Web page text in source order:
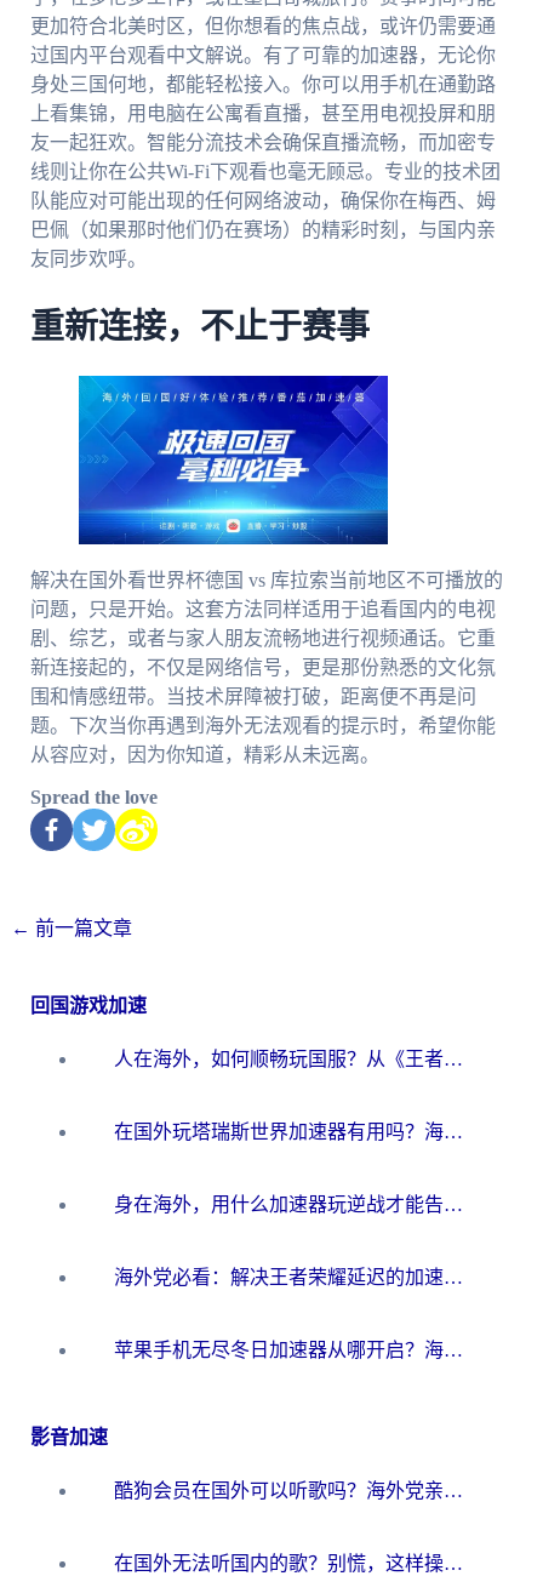
更加符合北美时区，但你想看的焦点战，或许仍需要通
过国内平台观看中文解说。有了可靠的加速器，无论你
身处三国何地，都能轻松接入。你可以用手机在通勤路
上看集锦，用电脑在公寓看直播，甚至用电视投屏和朋
友一起狂欢。智能分流技术会确保直播流畅，而加密专
线则让你在公共Wi-Fi下观看也毫无顾忌。专业的技术团
队能应对可能出现的任何网络波动，确保你在梅西、姆
巴佩（如果那时他们仍在赛场）的精彩时刻，与国内亲
友同步欢呼。
重新连接，不止于赛事
解决在国外看世界杯德国 vs 库拉索当前地区不可播放的
问题，只是开始。这套方法同样适用于追看国内的电视
剧、综艺，或者与家人朋友流畅地进行视频通话。它重
新连接起的，不仅是网络信号，更是那份熟悉的文化氛
围和情感纽带。当技术屏障被打破，距离便不再是问
题。下次当你再遇到海外无法观看的提示时，希望你能
从容应对，因为你知道，精彩从未远离。
Spread the love
← 前一篇文章
回国游戏加速
人在海外，如何顺畅玩国服？从《王者荣耀》到《云图计划》的加速器终极指南
在国外玩塔瑞斯世界加速器有用吗？海外玩家亲测后的真实答案
身在海外，用什么加速器玩逆战才能告别延迟？
海外党必看：解决王者荣耀延迟的加速器终极指南——从EVE到猫和老鼠，一个工具全搞定
苹果手机无尽冬日加速器从哪开启？海外玩家的冬日生存指南
影音加速
酷狗会员在国外可以听歌吗？海外党亲测有效：3步解决音乐权限难题
在国外无法听国内的歌？别慌，这样操作就能畅听QQ音乐（附亲测加速器推荐）